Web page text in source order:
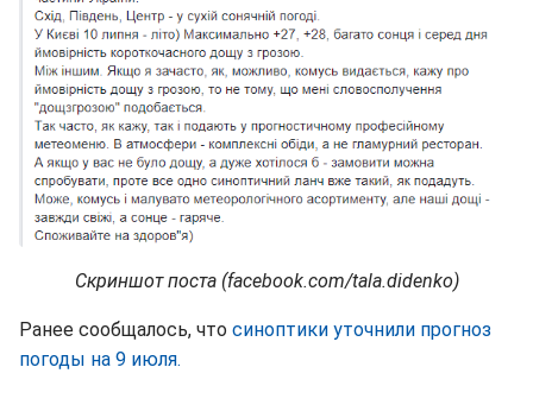
Скриншот поста (facebook.com/tala.didenko)
Ранее сообщалось, что синоптики уточнили прогноз
погоды на 9 июля.